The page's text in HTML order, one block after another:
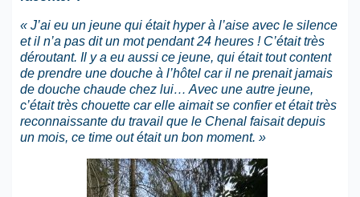
« J’ai eu un jeune qui était hyper à l’aise avec le silence
et il n’a pas dit un mot pendant 24 heures ! C’était très
déroutant. Il y a eu aussi ce jeune, qui était tout content
de prendre une douche à l’hôtel car il ne prenait jamais
de douche chaude chez lui… Avec une autre jeune,
c’était très chouette car elle aimait se confier et était très
reconnaissante du travail que le Chenal faisait depuis
un mois, ce time out était un bon moment. »